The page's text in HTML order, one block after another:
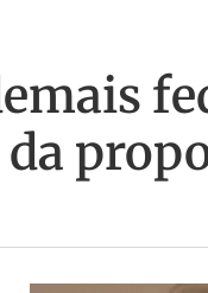
da